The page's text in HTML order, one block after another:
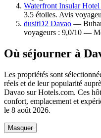
Waterfront Insular
3.5 étoiles. Avis
dusitD2 Davao —
voyageurs : 9,0/10 —
Où séjourner à
Les propriétés sont
réels et de leur popularité
Davao sur Hotels.com. Ces
confort, emplacement et
le 8 août 2026.
Masquer